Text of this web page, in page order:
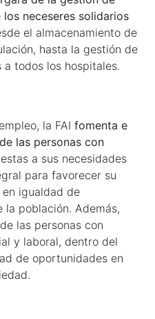
neceseres solidarios
el almacenamiento de
hasta la gestión de
a todos los hospitales.
la FAI fomenta e
las personas con
a sus necesidades
para favorecer su
igualdad de
la población. Además,
de las personas con
y laboral, dentro del
de oportunidades en